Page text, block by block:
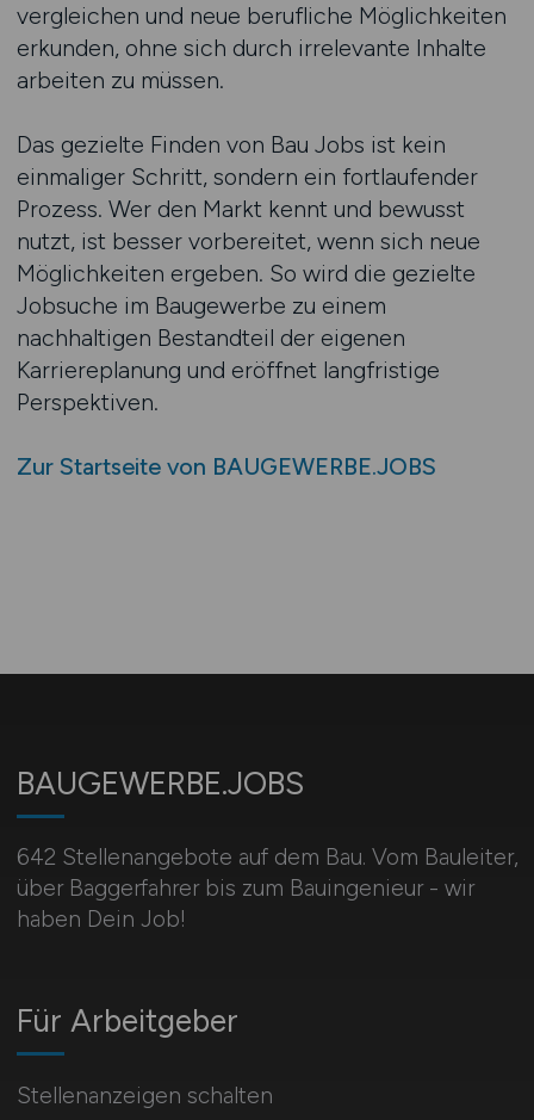
vergleichen und neue berufliche Möglichkeiten
erkunden, ohne sich durch irrelevante Inhalte
arbeiten zu müssen.
Das gezielte Finden von Bau Jobs ist kein
einmaliger Schritt, sondern ein fortlaufender
Prozess. Wer den Markt kennt und bewusst
nutzt, ist besser vorbereitet, wenn sich neue
Möglichkeiten ergeben. So wird die gezielte
Jobsuche im Baugewerbe zu einem
nachhaltigen Bestandteil der eigenen
Karriereplanung und eröffnet langfristige
Perspektiven.
Zur Startseite von BAUGEWERBE.JOBS
BAUGEWERBE.JOBS
642 Stellenangebote auf dem Bau. Vom Bauleiter,
über Baggerfahrer bis zum Bauingenieur - wir
haben Dein Job!
Für Arbeitgeber
Stellenanzeigen schalten